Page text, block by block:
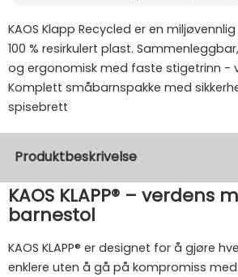
KAOS Klapp Recycled er en
100 % resirkulert plast.
og ergonomisk med faste stigetrinn -
Komplett småbarnspakke med
spisebrett
Produktbeskrivelse
KAOS KLAPP® – verdens
barnestol
KAOS KLAPP® er designet for å gjøre
enklere uten å gå på kompromiss